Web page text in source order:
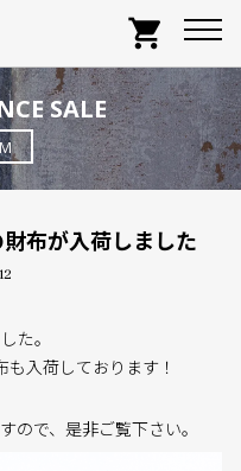
shopping_cart
SALE
布が入荷しました
た。
入荷しております！
ので、是非ご覧下さい。